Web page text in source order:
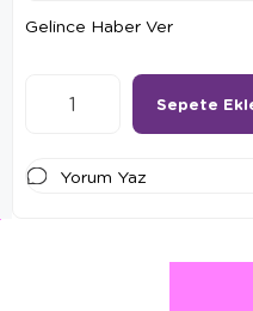
Gelince Haber Ver
Yorum Yaz